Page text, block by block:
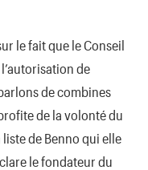
le fait que le Conseil
de
de combines
de la volonté du
de Benno qui elle
le fondateur du